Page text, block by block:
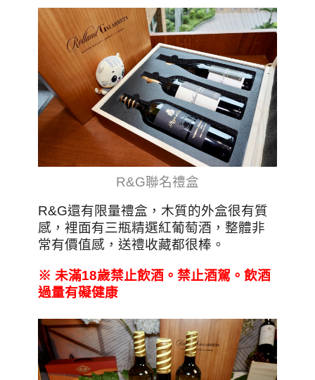
R&G聯名禮盒
R&G還有限量禮盒，木質的外盒很有質
感，裡面有三瓶精選紅葡萄酒，整體非
常有價值感，送禮收藏都很棒。
※ 未滿18歲禁止飲酒。禁止酒駕。飲酒
過量有礙健康